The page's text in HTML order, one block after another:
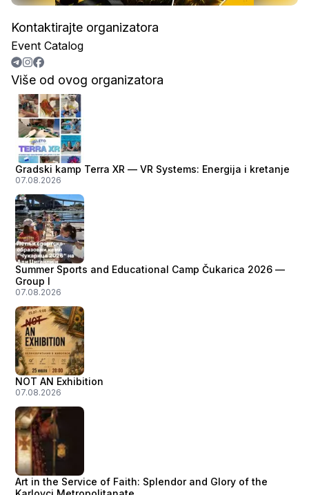
Kontaktirajte organizatora
Event Catalog
Više od ovog organizatora
Gradski kamp Terra XR — VR Systems: Energija i kretanje
07.08.2026
Summer Sports and Educational Camp Čukarica 2026 —
Group I
07.08.2026
NOT AN Exhibition
07.08.2026
Art in the Service of Faith: Splendor and Glory of the